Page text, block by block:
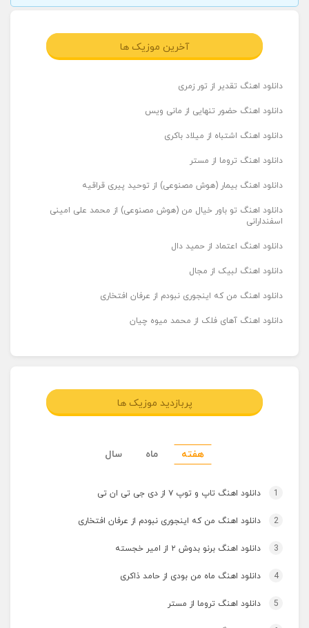
آخرین موزیک ها
دانلود اهنگ تقدیر از تور زمری
دانلود اهنگ حضور تنهایی از مانی ویس
دانلود اهنگ اشتباه از میلاد باکری
دانلود اهنگ تروما از مستر
دانلود اهنگ بیمار (هوش مصنوعی) از توحید پیری قراقیه
دانلود اهنگ تو باور خیال من (هوش مصنوعی) از محمد علی امینی
اسفندارانی
دانلود اهنگ اعتماد از حمید دال
دانلود اهنگ لبیک از مجال
دانلود اهنگ من که اینجوری نبودم از عرفان افتخاری
دانلود اهنگ آهای فلک از محمد میوه چیان
پربازدید موزیک ها
هفته ماه سال
1 دانلود اهنگ تاپ و توپ ۷ از دی جی تی ان تی
2 دانلود اهنگ من که اینجوری نبودم از عرفان افتخاری
3 دانلود اهنگ برنو بدوش ۲ از امیر خجسته
4 دانلود اهنگ ماه من بودی از حامد ذاکری
5 دانلود اهنگ تروما از مستر